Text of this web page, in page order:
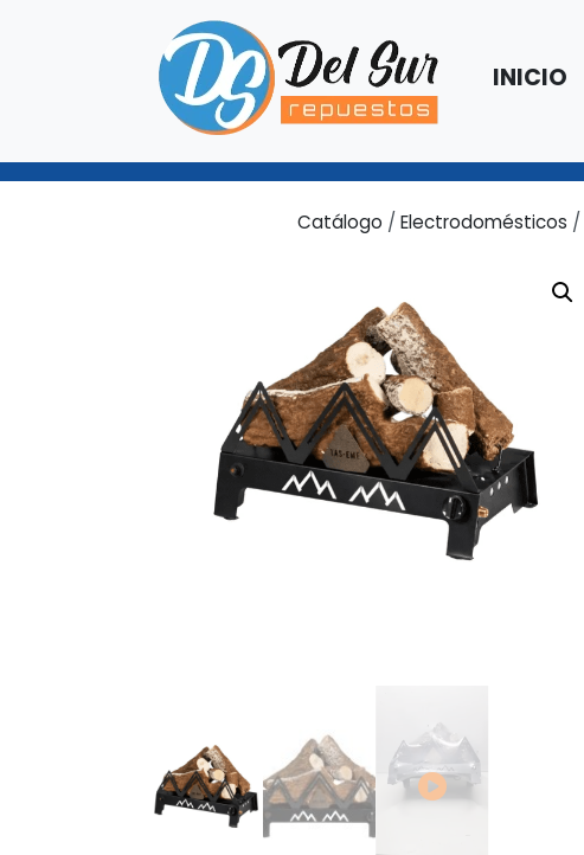
INICIO
Catálogo / Electrodomésticos /